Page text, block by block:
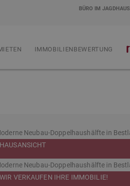
BÜRO IM JAGDHAUS
IMMOBILIENBEWERTUNG
HAUSANSICHT
WIR VERKAUFEN IHRE IMMOBILIE!